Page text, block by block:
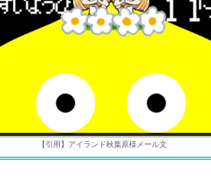
【引用】アイランド秋葉原様メール文